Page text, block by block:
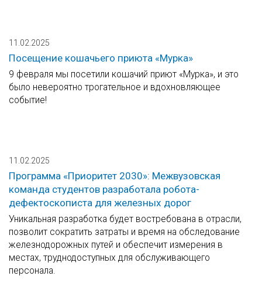
11.02.2025
Посещение кошачьего приюта «Мурка»
9 февраля мы посетили кошачий приют «Мурка», и это
было невероятно трогательное и вдохновляющее
событие!
11.02.2025
Программа «Приоритет 2030»: Межвузовская
команда студентов разработала робота-
дефектоскописта для железных дорог
Уникальная разработка будет востребована в отрасли,
позволит сократить затраты и время на обследование
железнодорожных путей и обеспечит измерения в
местах, труднодоступных для обслуживающего
персонала.